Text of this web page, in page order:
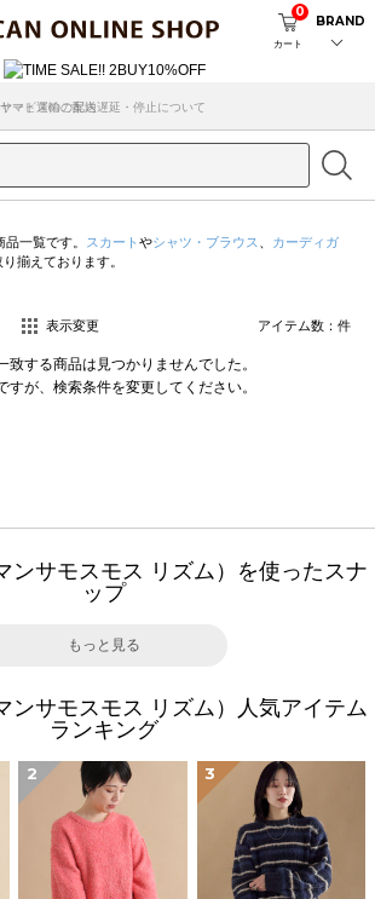
カート
0
BRAND
マト運輸の配送遅延・停止について
ービスのご案内
品一覧です。 スカート やシャツ・ブラウス
カーディガ
揃えております。
表示変更 アイテム数： 件
致する商品は見つかりませんでした。
すが、検索条件を変更してください。
ンサモスモス リズム）を使ったスナ
ップ
もっと見る
ンサモスモス リズム）人気アイテム
ランキング
2 3